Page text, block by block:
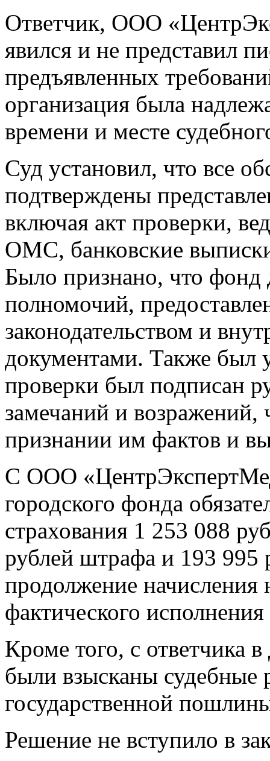
Ответчик, ООО
явился и не представил
предъявленных
организация была
времени и месте
Суд установил, что все
подтверждены
включая акт проверки,
ОМС, банковские
Было признано, что фонд
полномочий,
законодательством и
документами. Также был
проверки был подписан
замечаний и возражений,
признании им фактов и
С ООО
городского фонда
страхования 1 253 088
рублей штрафа и 193 995
продолжение начисления
фактического исполнения
Кроме того, с ответчика
были взысканы судебные
государственной
Решение не вступило в